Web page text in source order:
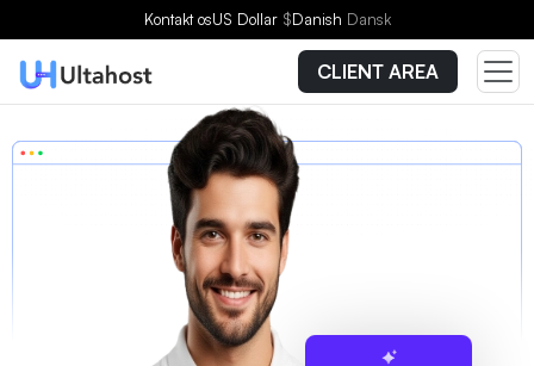
Kontakt osUS Dollar $Danish Dansk
CLIENT AREA